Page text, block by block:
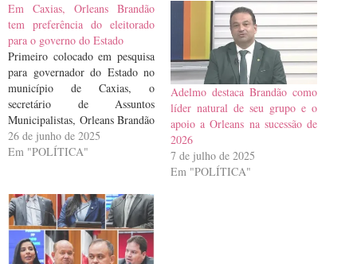
Em Caxias, Orleans Brandão
tem preferência do eleitorado
para o governo do Estado
Primeiro colocado em pesquisa
para governador do Estado no
município de Caxias, o
secretário de Assuntos
Municipalistas, Orleans Brandão
(MDB), tem a preferência do
eleitorado na cidade, com
de Opinião Pública (Inop
Previsão). Em cenário
estimulado, o segundo colocado
no levantamento é o…
26 de junho de 2025
Em "POLÍTICA"
Adelmo destaca Brandão como
líder natural de seu grupo e o
apoio a Orleans na sucessão de
2026
7 de julho de 2025
Em "POLÍTICA"